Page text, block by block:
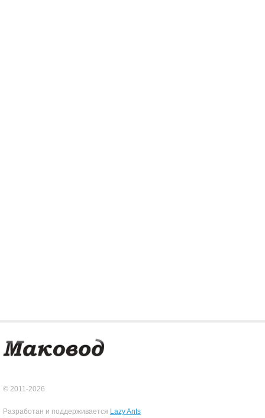
© 2011-2026
Разработан и поддерживается Lazy Ants